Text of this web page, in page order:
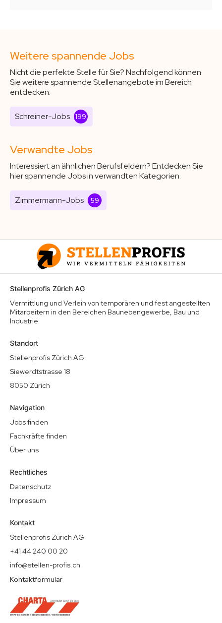
Weitere spannende Jobs
Nicht die perfekte Stelle für Sie? Nachfolgend können
Sie weitere spannende Stellenangebote im Bereich
entdecken.
Schreiner-Jobs 199
Verwandte Jobs
Interessiert an ähnlichen Berufsfeldern? Entdecken Sie
hier spannende Jobs in verwandten Kategorien.
Zimmermann-Jobs 59
Stellenprofis Zürich AG
Vermittlung und Verleih von temporären und fest angestellten
Mitarbeitern in den Bereichen Baunebengewerbe, Bau und
Industrie
Standort
Stellenprofis Zürich AG
Siewerdtstrasse 18
8050 Zürich
Navigation
Jobs finden
Fachkräfte finden
Über uns
Rechtliches
Datenschutz
Impressum
Kontakt
Stellenprofis Zürich AG
+41 44 240 00 20
info@stellen-profis.ch
Kontaktformular